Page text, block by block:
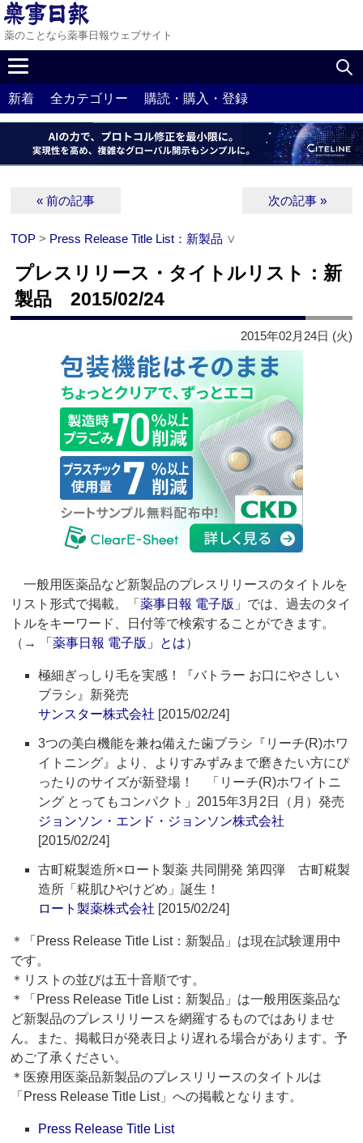
薬のことなら薬事日報ウェブサイト
新着 全カテゴリー 購読・購入・登録
« 前の記事 次の記事 »
TOP > Press Release Title List：新製品 ∨
プレスリリース・タイトルリスト：新
製品 2015/02/24
2015年02月24日 (火)
一般用医薬品など新製品のプレスリリースのタイトルを
リスト形式で掲載。「薬事日報 電子版 」では、過去のタイ
トルをキーワード、日付等で検索することができます。
（→
「薬事日報 電子版」とは）
極細ぎっしり毛を実感！『バトラー お口にやさしい
ブラシ』新発売
サンスター株式会社 [2015/02/24]
3つの美白機能を兼ね備えた歯ブラシ『リーチ(R)ホワ
イトニング』より、よりすみずみまで磨きたい方にぴ
ったりのサイズが新登場！ 「リーチ(R)ホワイトニ
ング とってもコンパクト」2015年3月2日（月）発売
ジョンソン・エンド・ジョンソン株式会社
[2015/02/24]
古町糀製造所×ロート製薬 共同開発 第四弾 古町糀製
造所「糀肌ひやけどめ」誕生！
ロート製薬株式会社 [2015/02/24]
＊「Press Release Title List：新製品」は現在試験運用中
です。
＊リストの並びは五十音順です。
＊「Press Release Title List：新製品」は一般用医薬品な
ど新製品のプレスリリースを網羅するものではありませ
ん。また、掲載日が発表日より遅れる場合があります。予
めご了承ください。
＊医療用医薬品新製品のプレスリリースのタイトルは
「Press Release Title List」への掲載となります。
Press Release Title List